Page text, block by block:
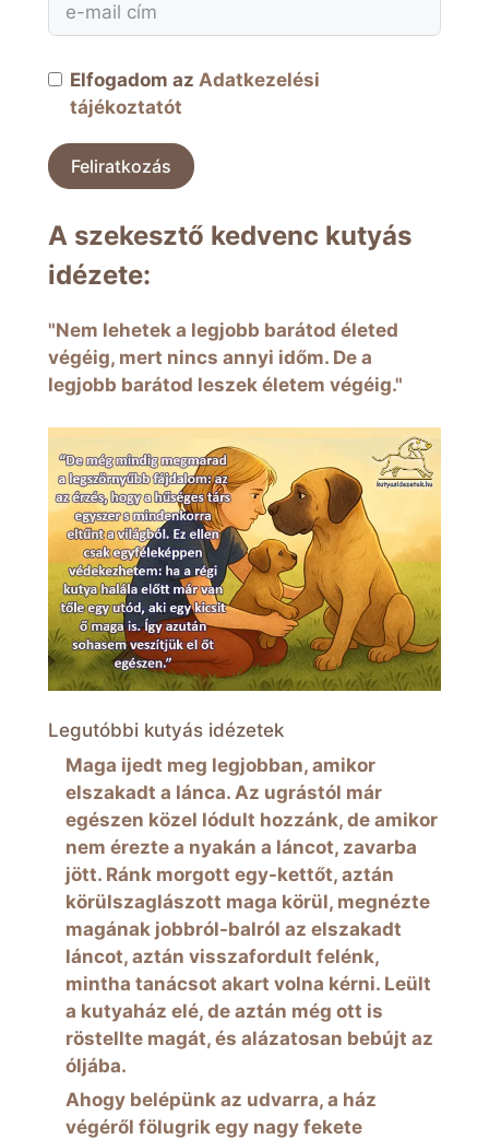
Elfogadom az Adatkezelési
tájékoztatót
Feliratkozás
A szekesztő kedvenc kutyás
idézete:
"Nem lehetek a legjobb barátod életed
végéig, mert nincs annyi időm. De a
legjobb barátod leszek életem végéig."
Legutóbbi kutyás idézetek
Maga ijedt meg legjobban, amikor
elszakadt a lánca. Az ugrástól már
egészen közel lódult hozzánk, de amikor
nem érezte a nyakán a láncot, zavarba
jött. Ránk morgott egy-kettőt, aztán
körülszaglászott maga körül, megnézte
magának jobbról-balról az elszakadt
láncot, aztán visszafordult felénk,
mintha tanácsot akart volna kérni. Leült
a kutyaház elé, de aztán még ott is
röstellte magát, és alázatosan bebújt az
óljába.
Ahogy belépünk az udvarra, a ház
végéről fölugrik egy nagy fekete